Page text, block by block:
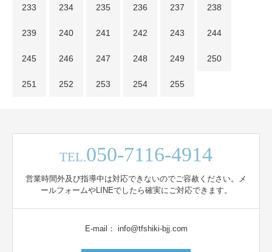
233 234 235 236 237 238
239 240 241 242 243 244
245 246 247 248 249 250
251 252 253 254 255
TEL.050-7116-4914
営業時間外及び指導中は対応できないのでご容赦ください。メ
ールフォームやLINEでしたら確実にご対応できます。
E-mail： info@tfshiki-bjj.com